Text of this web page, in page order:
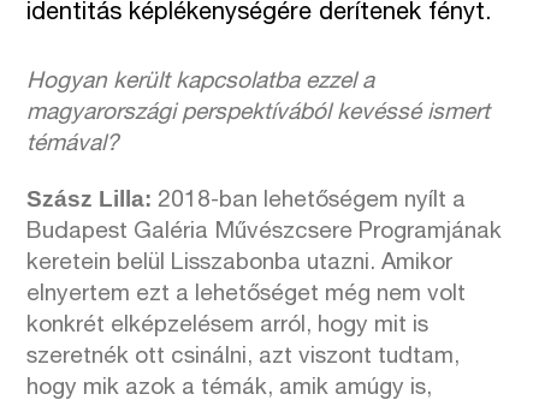
identitás képlékenységére derítenek fényt.
Hogyan került kapcsolatba ezzel a
magyarországi perspektívából kevéssé ismert
témával?
Szász Lilla: 2018-ban lehetőségem nyílt a
Budapest Galéria Művészcsere Programjának
keretein belül Lisszabonba utazni. Amikor
elnyertem ezt a lehetőséget még nem volt
konkrét elképzelésem arról, hogy mit is
szeretnék ott csinálni, azt viszont tudtam,
hogy mik azok a témák, amik amúgy is,